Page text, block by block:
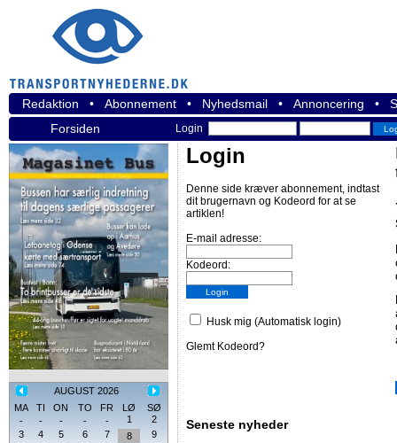
Redaktion • Abonnement • Nyhedsmail • Annoncering •
Forsiden
Login
AUGUST 2026
MA
TI ON TO FR LØ
SØ
-
- - - - 1
2
3
4 5 6 7 8
9
Login
Denne side kræver abonnement, indtast
dit brugernavn og Kodeord for at se
artiklen!
E-mail adresse:
Kodeord:
Husk mig (Automatisk login)
Glemt Kodeord?
Seneste nyheder